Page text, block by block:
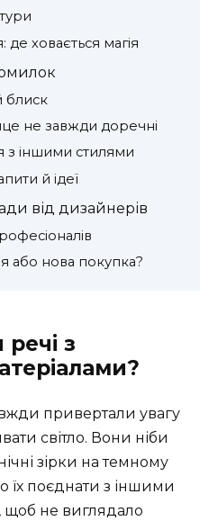
де ховається магія
блиск
не завжди доречні
з іншими стилями
й ідеї
від дизайнерів
або нова покупка?
з
привертали увагу
світло. Вони ніби
зірки на темному
їх поєднати з іншими
щоб не виглядало